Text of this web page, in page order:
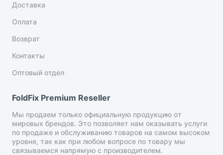
Доставка
Оплата
Возврат
Контакты
Оптовый отдел
FoldFix Premium Reseller
Мы продаем только официальную продукцию от
мировых брендов. Это позволяет нам оказывать услуги
по продаже и обслуживанию товаров на самом высоком
уровне, так как при любом вопросе по товару мы
связываемся напрямую с производителем.